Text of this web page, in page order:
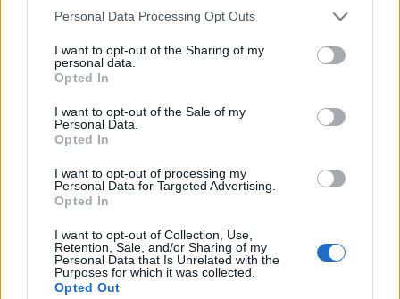
Please note that this website/app uses one or more Google
not limited to your visit or usage behaviour. You may click to
grant or deny consent to Google and its third-party tags to
use your data for below specified purposes in below Google
consent section.
Personal Data Processing Opt Outs
I want to opt-out of the Sharing of my
personal data.
Opted In
I want to opt-out of the Sale of my
Personal Data.
Opted In
I want to opt-out of processing my
Personal Data for Targeted Advertising.
Opted In
I want to opt-out of Collection, Use,
Retention, Sale, and/or Sharing of my
Personal Data that Is Unrelated with the
Purposes for which it was collected.
Opted Out
HÍRDETÉS
LEGOLVASOTTABB
Az év eddigi legmelegebb napja volt a
vasárnapi